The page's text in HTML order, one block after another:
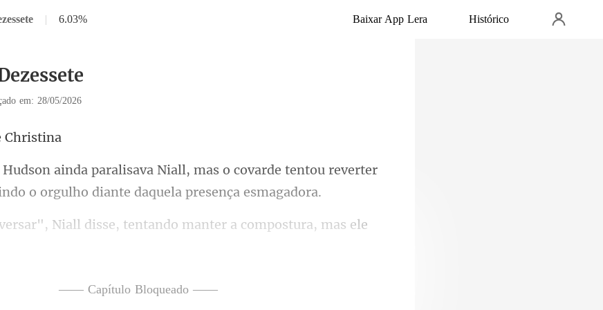
| 6.03% Baixar App Lera Histórico
em: 28/05/2026
mas o covarde tentou reverter
, tentando manter a compostura, mas
—— Capítulo Bloqueado ——